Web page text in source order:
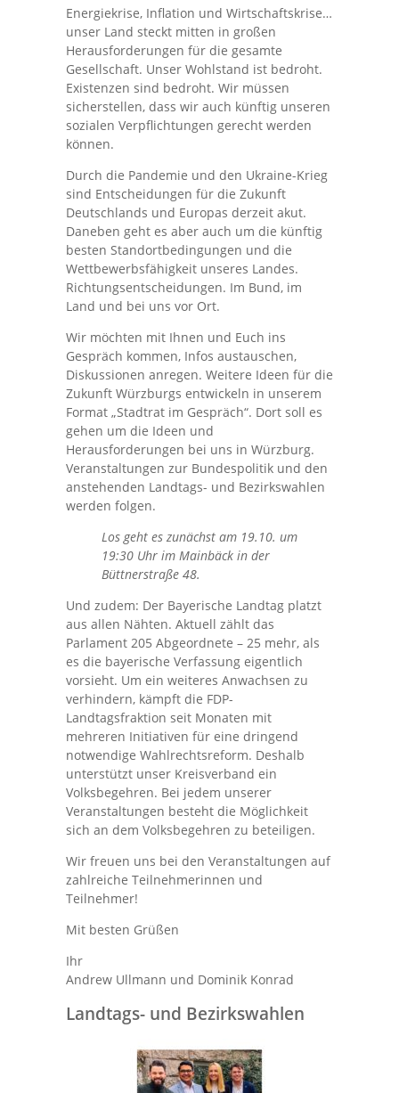
Energiekrise, Inflation und Wirtschaftskrise…
unser Land steckt mitten in großen
Herausforderungen für die gesamte
Gesellschaft. Unser Wohlstand ist bedroht.
Existenzen sind bedroht. Wir müssen
sicherstellen, dass wir auch künftig unseren
sozialen Verpflichtungen gerecht werden
können.
Durch die Pandemie und den Ukraine-Krieg
sind Entscheidungen für die Zukunft
Deutschlands und Europas derzeit akut.
Daneben geht es aber auch um die künftig
besten Standortbedingungen und die
Wettbewerbsfähigkeit unseres Landes.
Richtungsentscheidungen. Im Bund, im
Land und bei uns vor Ort.
Wir möchten mit Ihnen und Euch ins
Gespräch kommen, Infos austauschen,
Diskussionen anregen. Weitere Ideen für die
Zukunft Würzburgs entwickeln in unserem
Format „Stadtrat im Gespräch“. Dort soll es
gehen um die Ideen und
Herausforderungen bei uns in Würzburg.
Veranstaltungen zur Bundespolitik und den
anstehenden Landtags- und Bezirkswahlen
werden folgen.
Los geht es zunächst am 19.10. um
19:30 Uhr im Mainbäck in der
Büttnerstraße 48.
Und zudem: Der Bayerische Landtag platzt
aus allen Nähten. Aktuell zählt das
Parlament 205 Abgeordnete – 25 mehr, als
es die bayerische Verfassung eigentlich
vorsieht. Um ein weiteres Anwachsen zu
verhindern, kämpft die FDP-
Landtagsfraktion seit Monaten mit
mehreren Initiativen für eine dringend
notwendige Wahlrechtsreform. Deshalb
unterstützt unser Kreisverband ein
Volksbegehren. Bei jedem unserer
Veranstaltungen besteht die Möglichkeit
sich an dem Volksbegehren zu beteiligen.
Wir freuen uns bei den Veranstaltungen auf
zahlreiche Teilnehmerinnen und
Teilnehmer!
Mit besten Grüßen
Ihr
Andrew Ullmann und Dominik Konrad
Landtags- und Bezirkswahlen